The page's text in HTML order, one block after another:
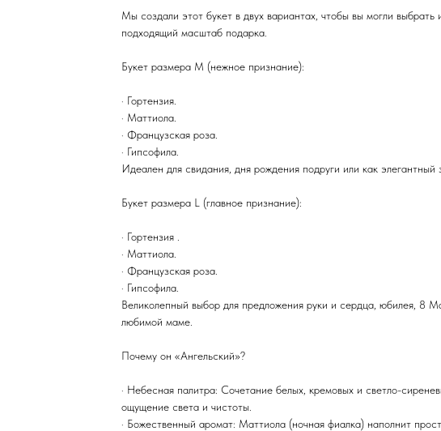
Мы создали этот букет в двух вариантах, чтобы вы могли выбрать
подходящий масштаб подарка.
Букет размера M (нежное признание):
· Гортензия.
· Маттиола.
· Французская роза.
· Гипсофила.
Идеален для свидания, дня рождения подруги или как элегантный
Букет размера L (главное признание):
· Гортензия .
· Маттиола.
· Французская роза.
· Гипсофила.
Великолепный выбор для предложения руки и сердца, юбилея, 8
любимой маме.
Почему он «Ангельский»?
· Небесная палитра: Сочетание белых, кремовых и светло-
ощущение света и чистоты.
· Божественный аромат: Маттиола (ночная фиалка) наполнит